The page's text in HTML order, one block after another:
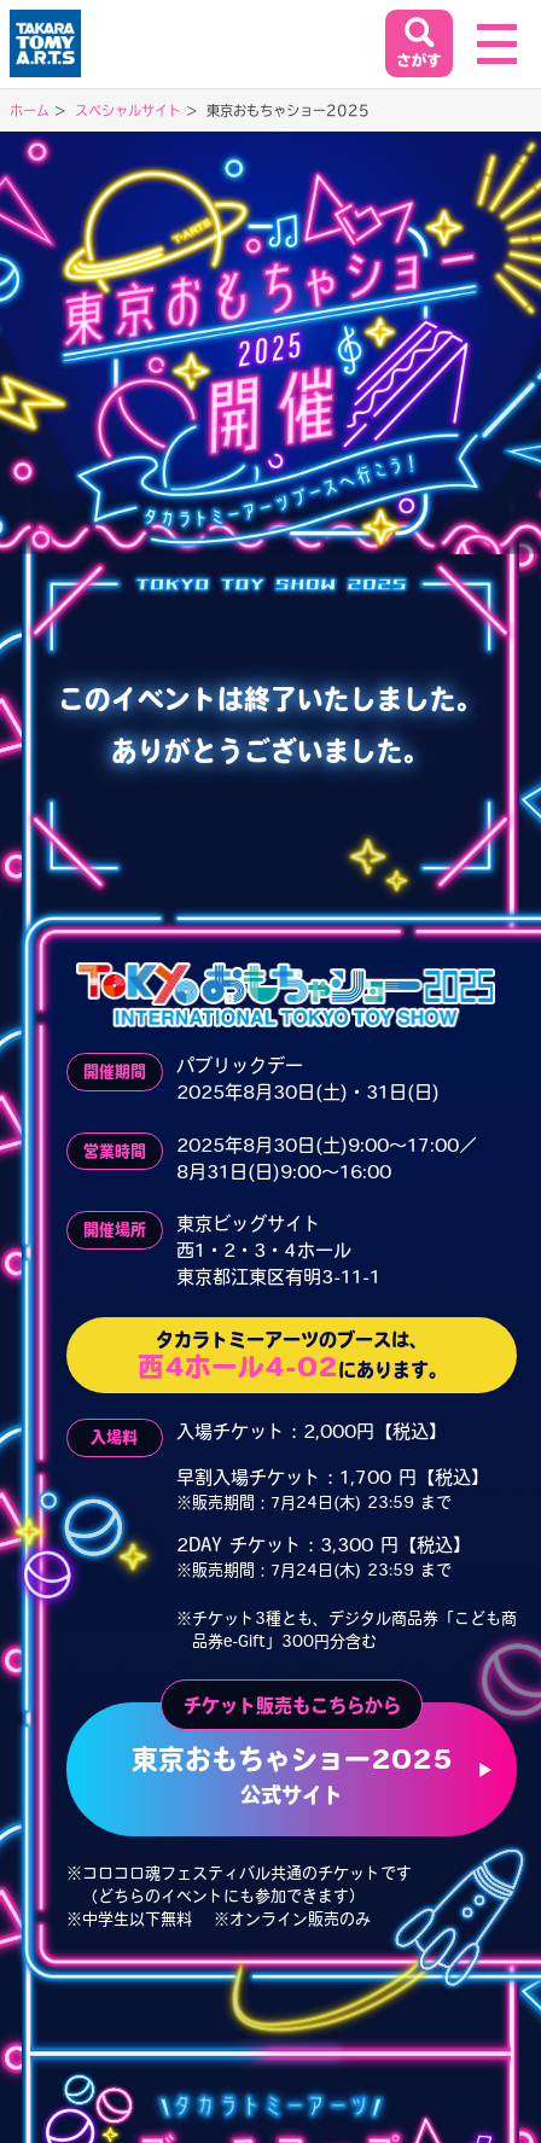
ホーム
HOME
商品情報
PRODUCT
イベント&キャンペーン
EVENT&CAMPAIGN
お客様相談室
SUPPORT
会社情報 採用情報
プレスリリース よくあるご質問
閉じる
ホーム スペシャルサイト 東京おもちゃショー2025
このイベントは終了いたしました。
ありがとうございました。
開催期間
パブリックデー
2025年8月30日(土)・31日(日)
営業時間
2025年8月30日(土)9:00～17:00／
8月31日(日)9:00～16:00
開催場所
東京ビッグサイト
西1・2・3・4ホール
東京都江東区有明3-11-1
タカラトミーアーツのブースは、
西4ホール4-02 にあります。
入場料 入場チケット：2,000円【税込】
早割入場チケット：1,700 円【税込】
※販売期間：7月24日(木) 23:59 まで
2DAY チケット：3,300 円【税込】
※販売期間：7月24日(木) 23:59 まで
※チケット3種とも、デジタル商品券「こども商
品券e-Gift」300円分含む
チケット販売もこちらから
東京おもちゃショー2025
公式サイト
※コロコロ魂フェスティバル共通のチケットです
（どちらのイベントにも参加できます）
※中学生以下無料
※オンライン販売のみ